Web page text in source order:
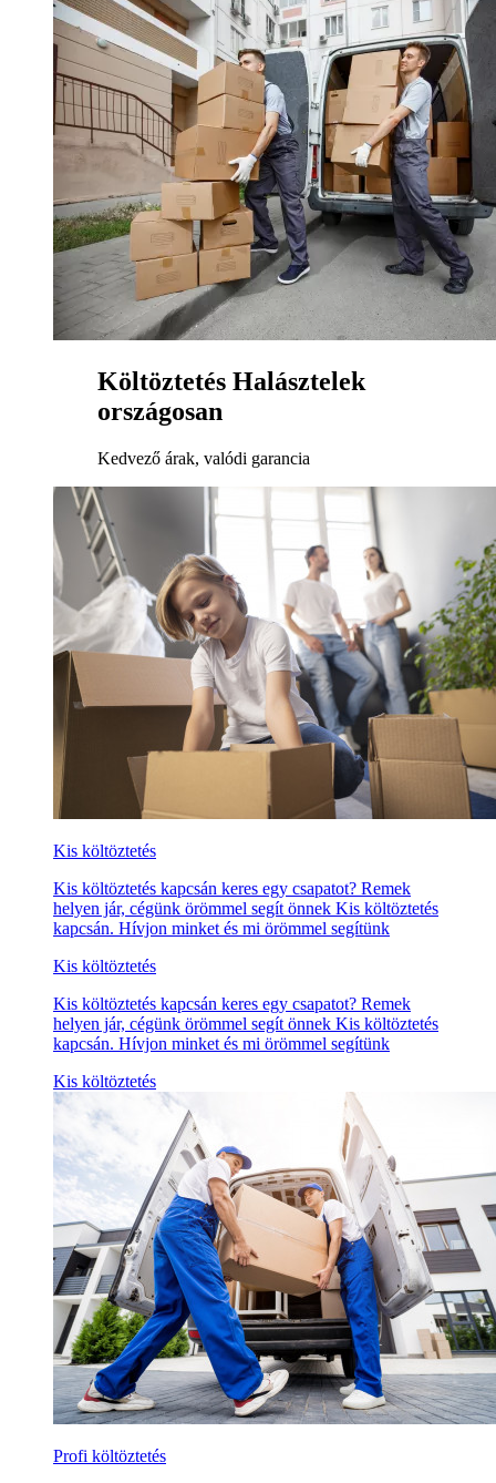
Költöztetés Halásztelek
országosan
Kedvező árak, valódi garancia
Kis költöztetés
Kis költöztetés kapcsán keres egy csapatot? Remek
helyen jár, cégünk örömmel segít önnek Kis költöztetés
kapcsán. Hívjon minket és mi örömmel segítünk
Kis költöztetés
Kis költöztetés kapcsán keres egy csapatot? Remek
helyen jár, cégünk örömmel segít önnek Kis költöztetés
kapcsán. Hívjon minket és mi örömmel segítünk
Kis költöztetés
Profi költöztetés